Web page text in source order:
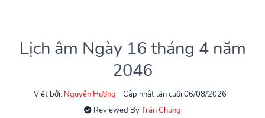
Lịch âm Ngày 16 tháng 4 năm
2046
Viết bởi: Nguyễn Hương
Cập nhật lần cuối 06/08/2026
Reviewed ByTrần Chung